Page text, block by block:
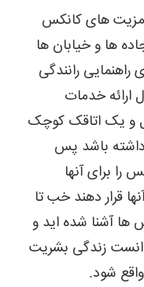
مزیت های کانکس
ها و خیابان ها
رانندگی
ارائه خدمات
و یک اتاقک کوچک
داشته باشد پس
برای آنها
قرار دهند خب تا
ها آشنا شده اید و
زندگی بشریت
شود.